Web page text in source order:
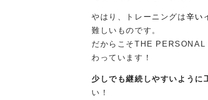
やはり、トレーニングは辛い
難しいものです。
だからこそTHE PERSONAL
わっています！
少しでも継続しやすいように
い！